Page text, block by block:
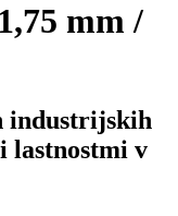
mm /
industrijskih
lastnostmi v